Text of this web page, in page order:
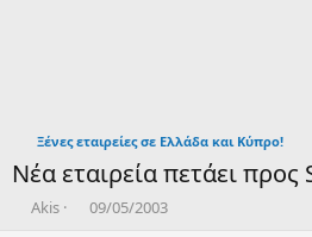
Ξένες εταιρείες σε Ελλάδα και Κύπρο!
Νέα εταιρεία πετάει προς
T
Akis
Η
09/05/2003